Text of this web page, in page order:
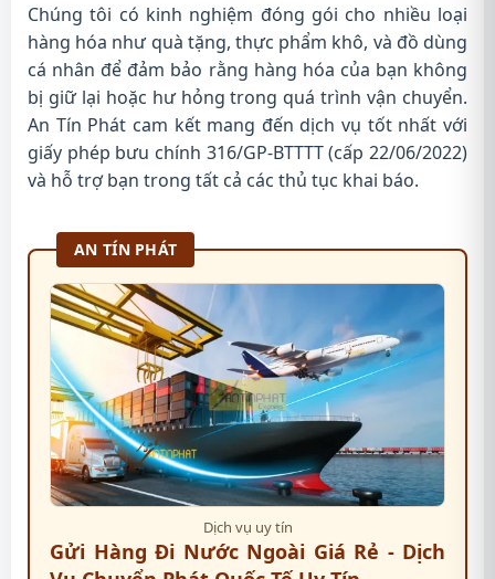
Chúng tôi có kinh nghiệm đóng gói cho nhiều loại
hàng hóa như quà tặng, thực phẩm khô, và đồ dùng
cá nhân để đảm bảo rằng hàng hóa của bạn không
bị giữ lại hoặc hư hỏng trong quá trình vận chuyển.
An Tín Phát cam kết mang đến dịch vụ tốt nhất với
giấy phép bưu chính 316/GP-BTTTT (cấp 22/06/2022)
và hỗ trợ bạn trong tất cả các thủ tục khai báo.
AN TÍN PHÁT
Dịch vụ uy tín
Gửi Hàng Đi Nước Ngoài Giá Rẻ - Dịch